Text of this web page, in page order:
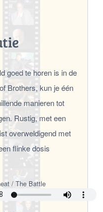
goed te horen is in de
Brothers, kun je één
manieren tot
Rustig, met een
overweldigend met
flinke dosis